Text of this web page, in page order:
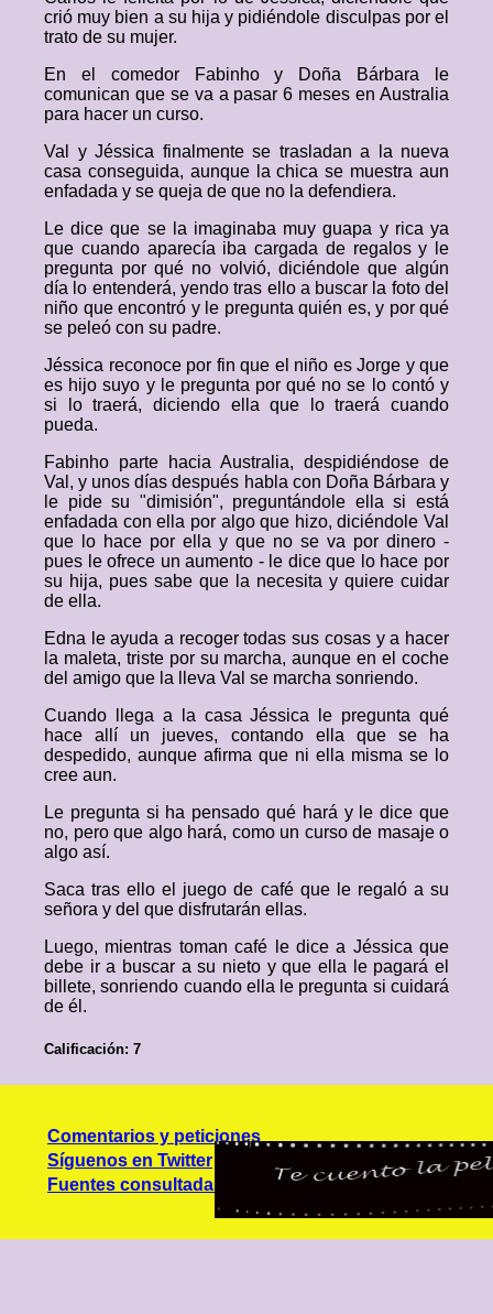
crió muy bien a su hija y pidiéndole disculpas por el
trato de su mujer.
En el comedor Fabinho y Doña Bárbara le
comunican que se va a pasar 6 meses en Australia
para hacer un curso.
Val y Jéssica finalmente se trasladan a la nueva
casa conseguida, aunque la chica se muestra aun
enfadada y se queja de que no la defendiera.
Le dice que se la imaginaba muy guapa y rica ya
que cuando aparecía iba cargada de regalos y le
pregunta por qué no volvió, diciéndole que algún
día lo entenderá, yendo tras ello a buscar la foto del
niño que encontró y le pregunta quién es, y por qué
se peleó con su padre.
Jéssica reconoce por fin que el niño es Jorge y que
es hijo suyo y le pregunta por qué no se lo contó y
si lo traerá, diciendo ella que lo traerá cuando
pueda.
Fabinho parte hacia Australia, despidiéndose de
Val, y unos días después habla con Doña Bárbara y
le pide su "dimisión", preguntándole ella si está
enfadada con ella por algo que hizo, diciéndole Val
que lo hace por ella y que no se va por dinero -
pues le ofrece un aumento - le dice que lo hace por
su hija, pues sabe que la necesita y quiere cuidar
de ella.
Edna le ayuda a recoger todas sus cosas y a hacer
la maleta, triste por su marcha, aunque en el coche
del amigo que la lleva Val se marcha sonriendo.
Cuando llega a la casa Jéssica le pregunta qué
hace allí un jueves, contando ella que se ha
despedido, aunque afirma que ni ella misma se lo
cree aun.
Le pregunta si ha pensado qué hará y le dice que
no, pero que algo hará, como un curso de masaje o
algo así.
Saca tras ello el juego de café que le regaló a su
señora y del que disfrutarán ellas.
Luego, mientras toman café le dice a Jéssica que
debe ir a buscar a su nieto y que ella le pagará el
billete, sonriendo cuando ella le pregunta si cuidará
de él.
Calificación: 7
Comentarios y peticiones
Síguenos en Twitter
Fuentes consultadas